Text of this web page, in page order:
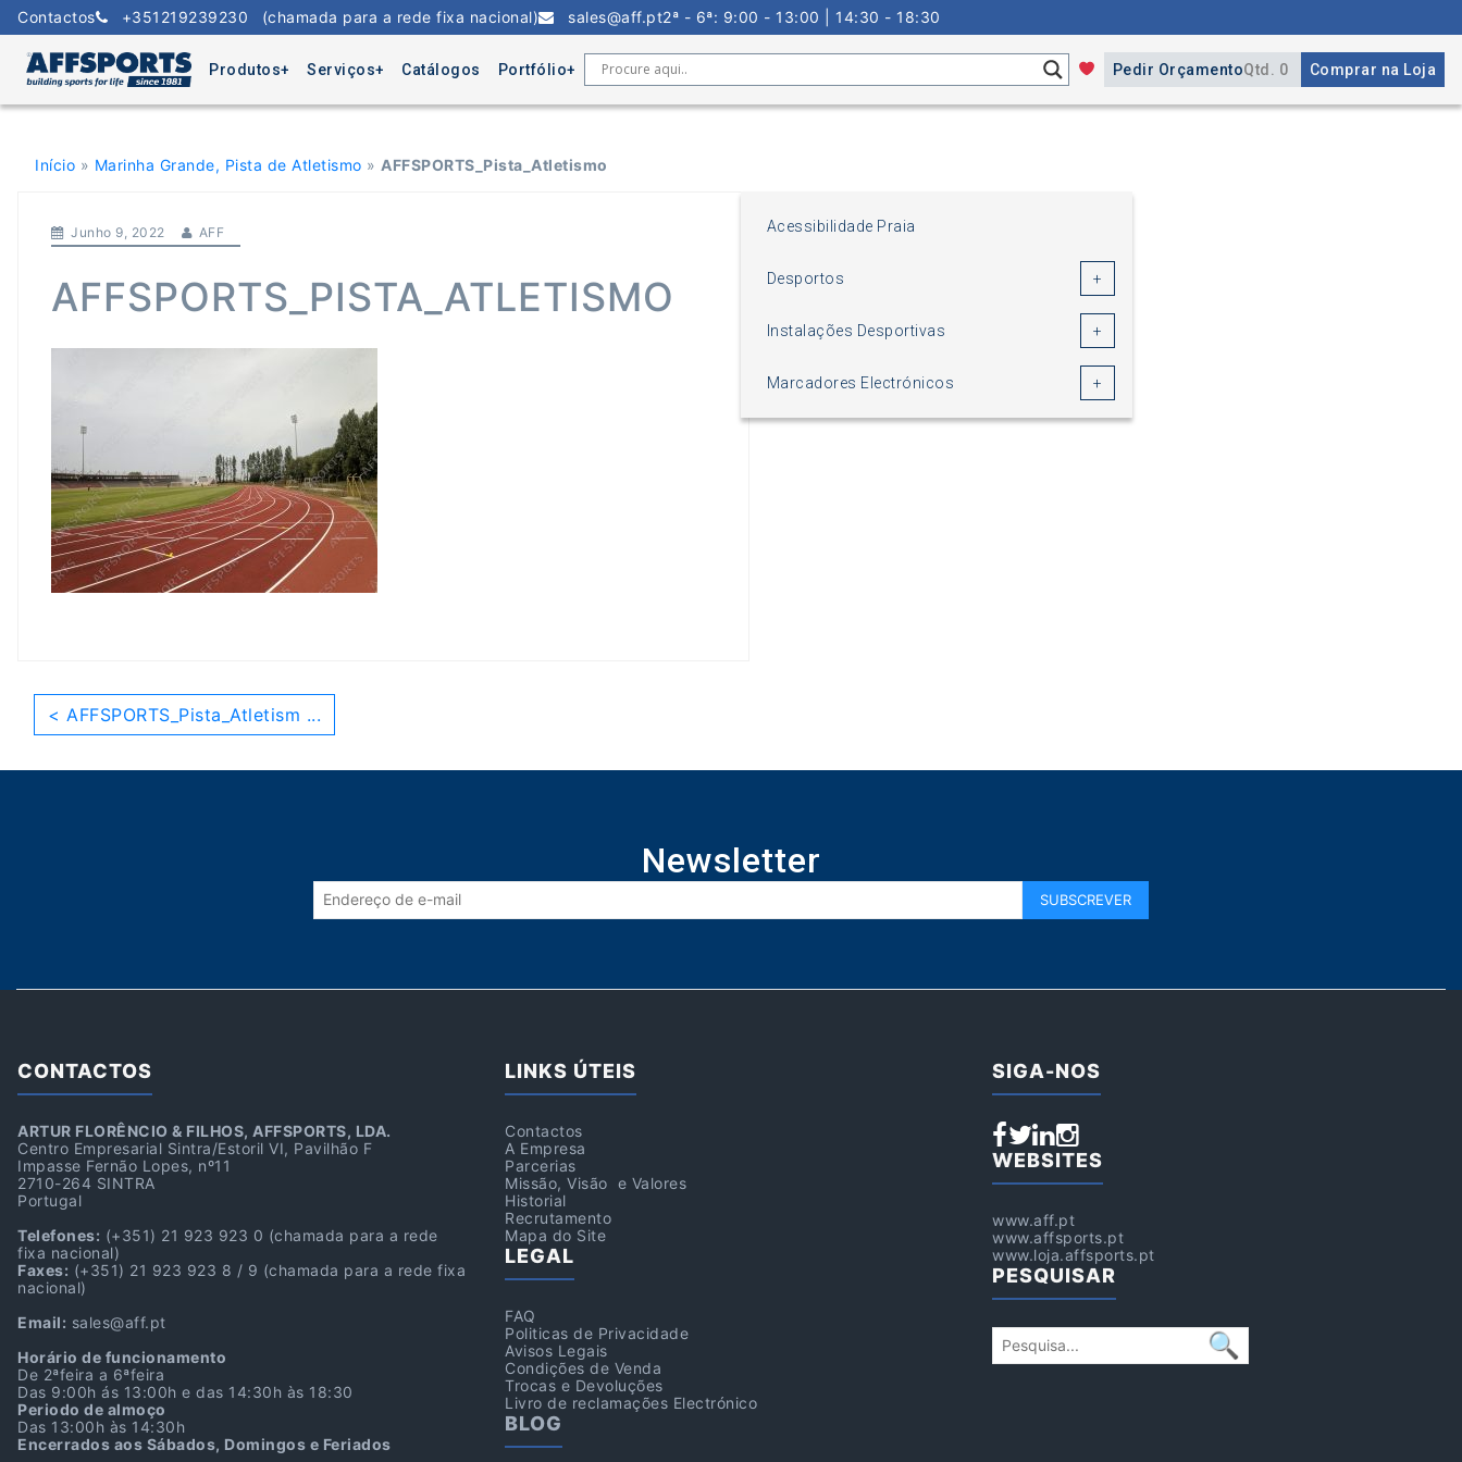
Skip
Contactos +351219239230 (chamada para a rede fixa nacional) sales@aff.pt2ª - 6ª: 9:00 - 13:00 | 14:30 - 18:30
Produtos Serviços Catálogos Portfólio Pedir OrçamentoQtd. 0 Comprar na Loja
Início » Marinha Grande, Pista de Atletismo » AFFSPORTS_Pista_Atletismo
Junho 9, 2022 AFF
AFFSPORTS_PISTA_ATLETISMO
< AFFSPORTS_Pista_Atletism ...
Acessibilidade Praia
Desportos
Instalações Desportivas
Marcadores Electrónicos
Newsletter
CONTACTOS
ARTUR FLORÊNCIO & FILHOS, AFFSPORTS, LDA.
Centro Empresarial Sintra/Estoril VI, Pavilhão F
Impasse Fernão Lopes, nº11
2710-264 SINTRA
Portugal
Telefones: (+351) 21 923 923 0 (chamada para a rede
fixa nacional)
Faxes: (+351) 21 923 923 8 / 9 (chamada para a rede fixa
nacional)
Email: sales@aff.pt
Horário de funcionamento
De 2ªfeira a 6ªfeira
Das 9:00h ás 13:00h e das 14:30h às 18:30
Periodo de almoço
Das 13:00h às 14:30h
Encerrados aos Sábados, Domingos e Feriados
LINKS ÚTEIS
Contactos
A Empresa
Parcerias
Missão, Visão e Valores
Historial
Recrutamento
Mapa do Site
LEGAL
FAQ
Politicas de Privacidade
Avisos Legais
Condições de Venda
Trocas e Devoluções
Livro de reclamações Electrónico
BLOG
SIGA-NOS
WEBSITES
www.aff.pt
www.affsports.pt
www.loja.affsports.pt
PESQUISAR